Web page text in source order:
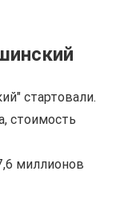
стартовали.
стоимость
миллионов